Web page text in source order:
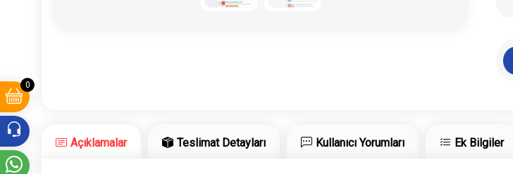
0
Açıklamalar Teslimat Detayları Kullanıcı Yorumları Ek Bilgiler